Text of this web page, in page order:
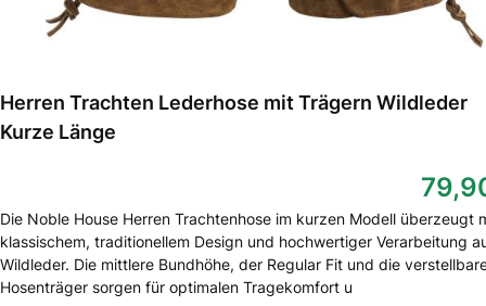
Herren Trachten Lederhose mit Trägern Wildleder
Kurze Länge
Die Noble House Herren Trachtenhose im kurzen Modell überzeugt
klassischem, traditionellem Design und hochwertiger Verarbeitung
Wildleder. Die mittlere Bundhöhe, der Regular Fit und die
Hosenträger sorgen für optimalen Tragekomfort u